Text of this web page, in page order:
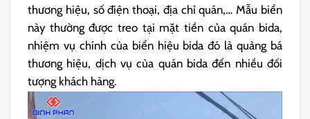
thương hiệu, số điện thoại, địa chỉ quán,… Mẫu biển
này thường được treo tại mặt tiền của quán bida,
nhiệm vụ chính của biển hiệu bida đó là quảng bá
thương hiệu, dịch vụ của quán bida đến nhiều đối
tượng khách hàng.